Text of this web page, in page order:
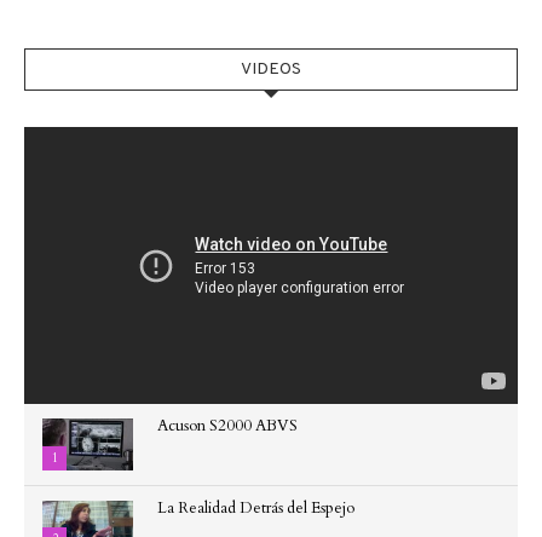
VIDEOS
1
Acuson S2000 ABVS
La Realidad Detrás del Espejo